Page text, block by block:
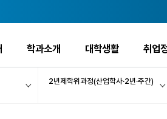
학과소개 대학생활 취업
2년제학위과정(산업학사·2년·주간)